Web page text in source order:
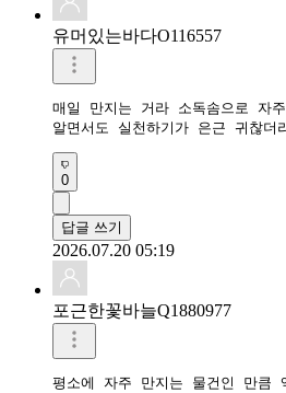
유머있는바다O116557
매일 만지는 거라 소독솜으로 자
알면서도 실천하기가 은근 귀찮더
0
답글 쓰기
2026.07.20 05:19
포근한꽃바늘Q1880977
평소에 자주 만지는 물건인 만큼